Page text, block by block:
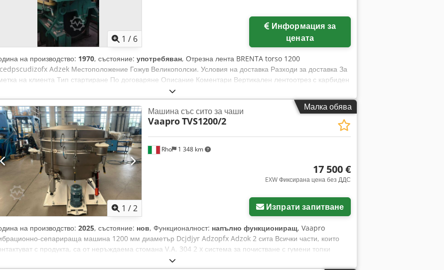
1 / 6
цената
на производство: 1970, състояние: употребяван, Отрезна лента BRENTA torso 1200
Adzek Местоположение Гожув Великополски. Условия на доставка Разходи за доставка За
на клиента Тип стартиране По договаряне Описание Коментари Вертикален лентоотрез с карбиден
нож, диаметър на колелото 1200 мм, механично регулируемо подаване, плавно регулиране на
както на лентата, така и на колелетата, плоска повърхност, чугунена конструкция, без
от анкероване. Важно: машината има възможност за отрязване на диаметри до 330 мм,
електроинсталация, напълно готова за работа, ширина на лентата 200 мм стилит. След поръсване с
на колелата не е необходима регенерация.
Малка обява
Заявете още снимки
1 /2
Rho 1 348 km
Машина със сито за чаши
VaaproTVS1200/2
17 500 €
EXW Фиксирана цена без ДДС
Изпрати запитване
на производство: 2025, състояние: нов, Функционалност: напълно функциониращ, Vaapro
сепарираща машина 1200 мм диаметър Dcjdjyr Adzopfx Adzok 2 сита Всички части, които
с продукта, са от неръждаема стомана V.A. 304 2 x система за почистване с гумени топки